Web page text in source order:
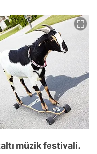
müzik festivali.